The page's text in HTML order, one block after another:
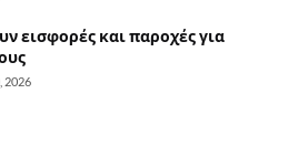
εισφορές και παροχές για
2026